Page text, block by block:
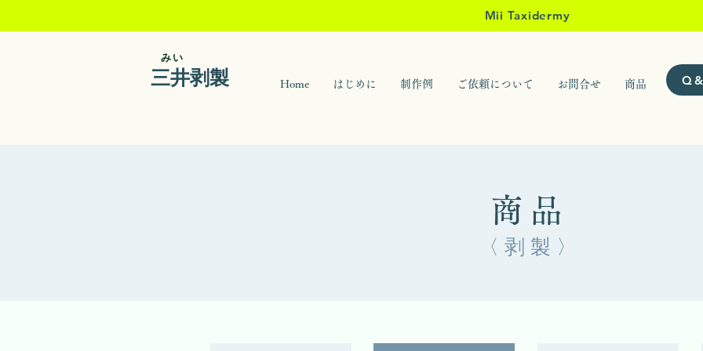
Mii Taxidermy
三井剥製 Home はじめに 制作例 ご依頼について お問合せ 商品
​みい
〈 剥 製 〉
商品